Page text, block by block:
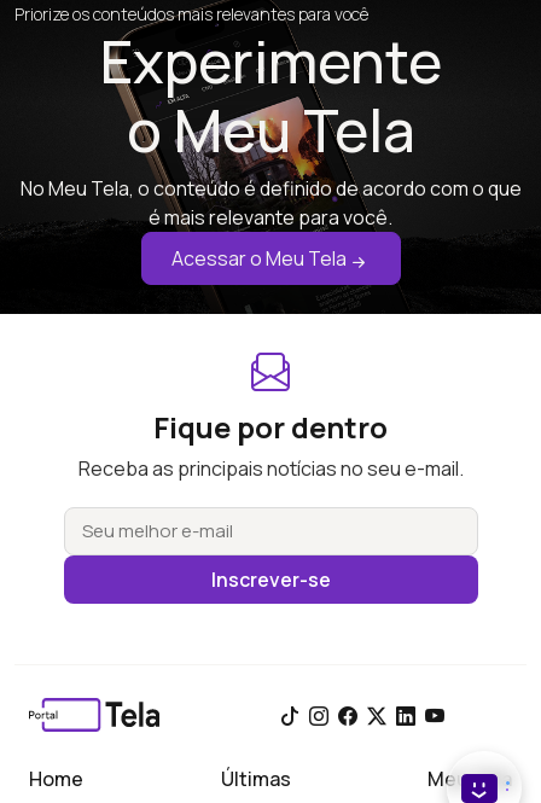
Priorize os conteúdos mais relevantes para você
Experimente
o Meu Tela
No Meu Tela, o conteúdo é definido de acordo com o que
é mais relevante para você.
Acessar o Meu Tela
Fique por dentro
Receba as principais notícias no seu e-mail.
Inscrever-se
Home Últimas Meu Tela